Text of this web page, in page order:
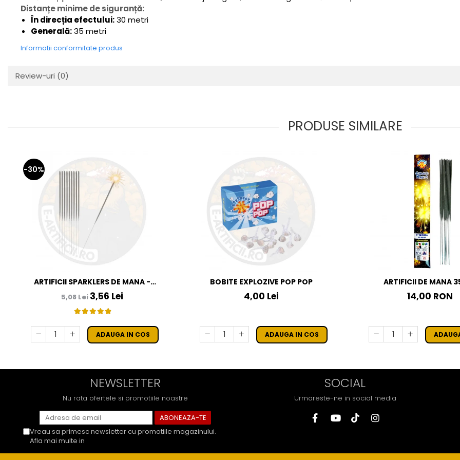
Distanțe minime de siguranță:
În direcția efectului:30 metri
Generală:35 metri
Informatii conformitate produs
Review-uri (0)
PRODUSE SIMILARE
-30%
ARTIFICII SPARKLERS DE MANA -
STELUTE DE BRAD 16 CM - SET 10 BUC
5,08 Lei3,56 Lei
ADAUGA IN COS
BOBITE EXPLOZIVE POP POP
4,00 Lei
ADAUGA IN COS
ARTIFICII DE MANA
14,00 RON
NEWSLETTER
Nu rata ofertele si promotiile noastre
Vreau sa primesc newsletter cu promotiile magazinului.
Afla mai multe in
SOCIAL
Urmareste-ne in social media